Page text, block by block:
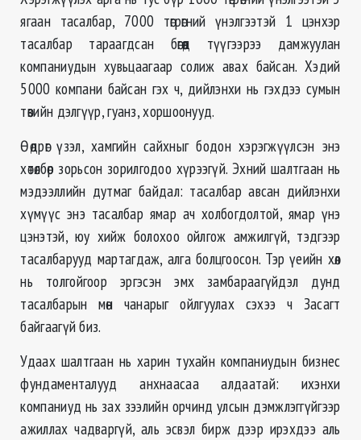
ягаан тасалбар, 7000 төгрөгний үнэлгээтэй 1 цэнхэр
тасалбар тараагдсан бөгөөд түүгээрээ дамжуулан
компаниудын хувьцаагаар солиж авах байсан. Хэдий
5000 компани байсан гэх ч, дийлэнхи нь гэхдээ сумын
төвийн дэлгүүр, гуанз, хоршоонууд.
Өөдрөг үзэл, хамгийн сайхныг бодон хэрэгжүүлсэн энэ
хөтөлбөр зорьсон зорилгодоо хүрээгүй. Эхний шалтгаан нь
мэдээллийн дутмаг байдал: тасалбар авсан дийлэнхи
хүмүүс энэ тасалбар ямар ач холбогдолтой, ямар үнэ
цэнэтэй, юу хийж болохоо ойлгож амжилгүй, тэдгээр
тасалбарууд мартагдаж, алга болцгоосон. Тэр үеийн хөл
нь толгойгоор эргэсэн эмх замбараагүйдэл дунд
тасалбарын мөн чанарыг ойлгуулах сэхээ ч Засагт
байгаагүй биз.
Удаах шалтгаан нь харин тухайн компаниудын бизнес
фундаменталууд анхнаасаа алдаатай: ихэнхи
компаниуд нь зах зээлийн орчинд улсын дэмжлэггүйгээр
ажиллах чадваргүй, аль эсвэл бирж дээр ирэхдээ аль